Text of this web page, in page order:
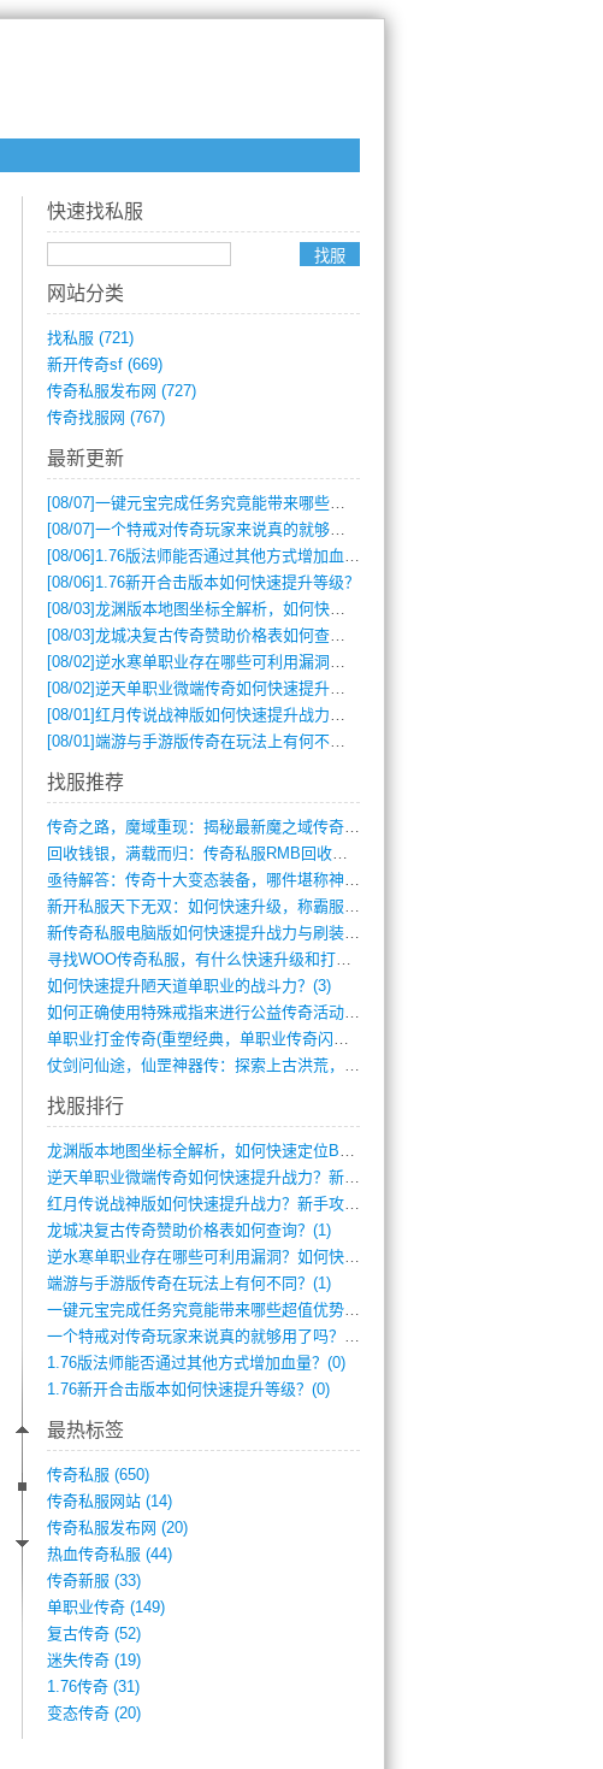
快速找私服
网站分类
找私服 (721)
新开传奇sf (669)
传奇私服发布网 (727)
传奇找服网 (767)
最新更新
[08/07]一键元宝完成任务究竟能带来哪些超值优势？
[08/07]一个特戒对传奇玩家来说真的就够用了吗？
[08/06] 1.76版法师能否通过其他方式增加血量？
[08/06] 1.76新开合击版本如何快速提升等级？
[08/03]龙渊版本地图坐标全解析，如何快速定位BOSS位置？
[08/03]龙城决复古传奇赞助价格表如何查询？
[08/02]逆水寒单职业存在哪些可利用漏洞？如何快速提升战力？
[08/02]逆天单职业微端传奇如何快速提升战力？新手必看攻略
[08/01]红月传说战神版如何快速提升战力？新手攻略全解析？
[08/01]端游与手游版传奇在玩法上有何不同？
找服推荐
传奇之路，魔域重现：揭秘最新魔之域传奇攻(712)
回收钱银，满载而归：传奇私服RMB回收装(548)
亟待解答：传奇十大变态装备，哪件堪称神器(347)
新开私服天下无双：如何快速升级，称霸服务(681)
新传奇私服电脑版如何快速提升战力与刷装备(835)
寻找WOO传奇私服，有什么快速升级和打宝(864)
如何快速提升陋天道单职业的战斗力？(3)
如何正确使用特殊戒指来进行公益传奇活动？(10)
单职业打金传奇(重塑经典，单职业传奇闪耀(10)
仗剑问仙途，仙罡神器传：探索上古洪荒，揭(813)
找服排行
龙渊版本地图坐标全解析，如何快速定位BO(3)
逆天单职业微端传奇如何快速提升战力？新手(2)
红月传说战神版如何快速提升战力？新手攻略(2)
龙城决复古传奇赞助价格表如何查询？(1)
逆水寒单职业存在哪些可利用漏洞？如何快速(1)
端游与手游版传奇在玩法上有何不同？(1)
一键元宝完成任务究竟能带来哪些超值优势？(0)
一个特戒对传奇玩家来说真的就够用了吗？(0)
1.76版法师能否通过其他方式增加血量？(0)
1.76新开合击版本如何快速提升等级？(0)
最热标签
传奇私服 (650)
传奇私服网站 (14)
传奇私服发布网 (20)
热血传奇私服 (44)
传奇新服 (33)
单职业传奇 (149)
复古传奇 (52)
迷失传奇 (19)
1.76传奇 (31)
变态传奇 (20)